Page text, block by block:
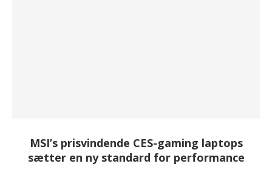
MSI’s prisvindende CES-gaming laptops
sætter en ny standard for performance